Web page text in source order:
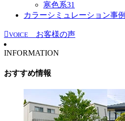
寒色系31
カラーシミュレーション事例
VOICE お客様の声
INFORMATION
おすすめ情報